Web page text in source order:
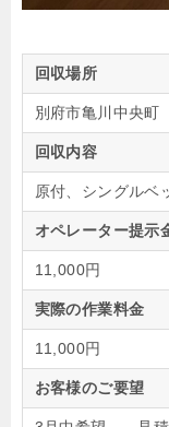
回収場所
別府市亀川中央町
回収内容
原付、シングルベ
オペレーター提示
11,000円
実際の作業料金
11,000円
お客様のご要望